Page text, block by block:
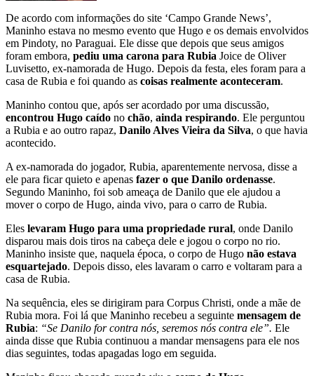
De acordo com informações do site ‘Campo Grande News’,
Maninho estava no mesmo evento que Hugo e os demais envolvidos
em Pindoty, no Paraguai. Ele disse que depois que seus amigos
foram embora, pediu uma carona para Rubia Joice de Oliver
Luvisetto, ex-namorada de Hugo. Depois da festa, eles foram para a
casa de Rubia e foi quando as coisas realmente aconteceram.
Maninho contou que, após ser acordado por uma discussão,
encontrou Hugo caído no chão, ainda respirando. Ele perguntou
a Rubia e ao outro rapaz, Danilo Alves Vieira da Silva, o que havia
acontecido.
A ex-namorada do jogador, Rubia, aparentemente nervosa, disse a
ele para ficar quieto e apenas fazer o que Danilo ordenasse.
Segundo Maninho, foi sob ameaça de Danilo que ele ajudou a
mover o corpo de Hugo, ainda vivo, para o carro de Rubia.
Eles levaram Hugo para uma propriedade rural, onde Danilo
disparou mais dois tiros na cabeça dele e jogou o corpo no rio.
Maninho insiste que, naquela época, o corpo de Hugo não estava
esquartejado. Depois disso, eles lavaram o carro e voltaram para a
casa de Rubia.
Na sequência, eles se dirigiram para Corpus Christi, onde a mãe de
Rubia mora. Foi lá que Maninho recebeu a seguinte mensagem de
Rubia: “Se Danilo for contra nós, seremos nós contra ele”. Ele
ainda disse que Rubia continuou a mandar mensagens para ele nos
dias seguintes, todas apagadas logo em seguida.